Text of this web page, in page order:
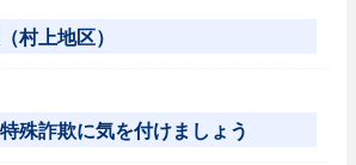
村上地区）
特殊詐欺に気を付けましょう